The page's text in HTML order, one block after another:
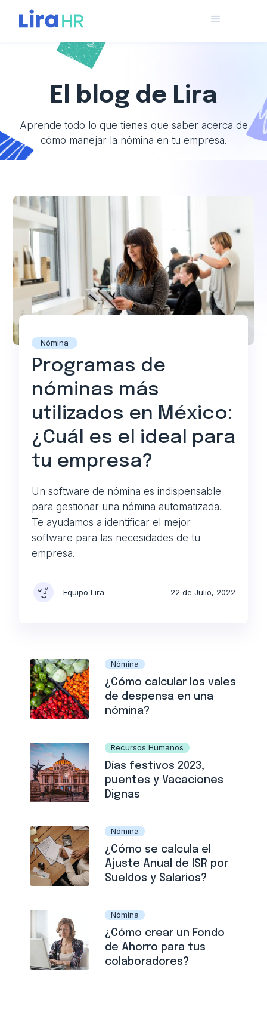
El blog de Lira
Aprende todo lo que tienes que saber acerca de
cómo manejar la nómina en tu empresa.
Nómina
Programas de
nóminas más
utilizados en México:
¿Cuál es el ideal para
tu empresa?
Un software de nómina es indispensable
para gestionar una nómina automatizada.
Te ayudamos a identificar el mejor
software para las necesidades de tu
empresa.
Equipo Lira 22 de Julio, 2022
Nómina
¿Cómo calcular los vales
de despensa en una
nómina?
Recursos Humanos
Días festivos 2023,
puentes y Vacaciones
Dignas
Nómina
¿Cómo se calcula el
Ajuste Anual de ISR por
Sueldos y Salarios?
Nómina
¿Cómo crear un Fondo
de Ahorro para tus
colaboradores?